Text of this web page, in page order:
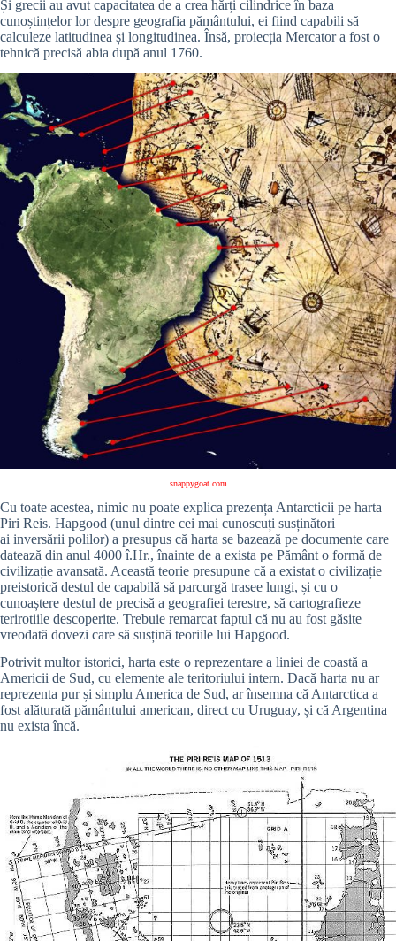
Și grecii au avut capacitatea de a crea hărți cilindrice în baza
cunoștințelor lor despre geografia pământului, ei fiind capabili să
calculeze latitudinea și longitudinea. Însă, proiecția Mercator a fost o
tehnică precisă abia după anul 1760.
snappygoat.com
Cu toate acestea, nimic nu poate explica prezența Antarcticii pe harta
Piri Reis. Hapgood (unul dintre cei mai cunoscuți susținători
ai inversării polilor) a presupus că harta se bazează pe documente care
datează din anul 4000 î.Hr., înainte de a exista pe Pământ o formă de
civilizație avansată. Această teorie presupune că a existat o civilizație
preistorică destul de capabilă să parcurgă trasee lungi, și cu o
cunoaștere destul de precisă a geografiei terestre, să cartografieze
terirotiile descoperite. Trebuie remarcat faptul că nu au fost găsite
vreodată dovezi care să susțină teoriile lui Hapgood.
Potrivit multor istorici, harta este o reprezentare a liniei de coastă a
Americii de Sud, cu elemente ale teritoriului intern. Dacă harta nu ar
reprezenta pur și simplu America de Sud, ar însemna că Antarctica a
fost alăturată pământului american, direct cu Uruguay, și că Argentina
nu exista încă.